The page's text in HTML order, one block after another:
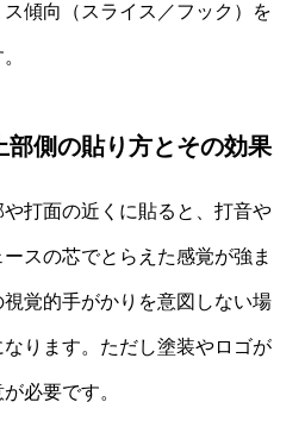
傾向（スライス／フック）を
部側の貼り方とその効果
打面の近くに貼ると、打音や
スの芯でとらえた感覚が強ま
覚的手がかりを意図しない場
ります。ただし塗装やロゴが
必要です。